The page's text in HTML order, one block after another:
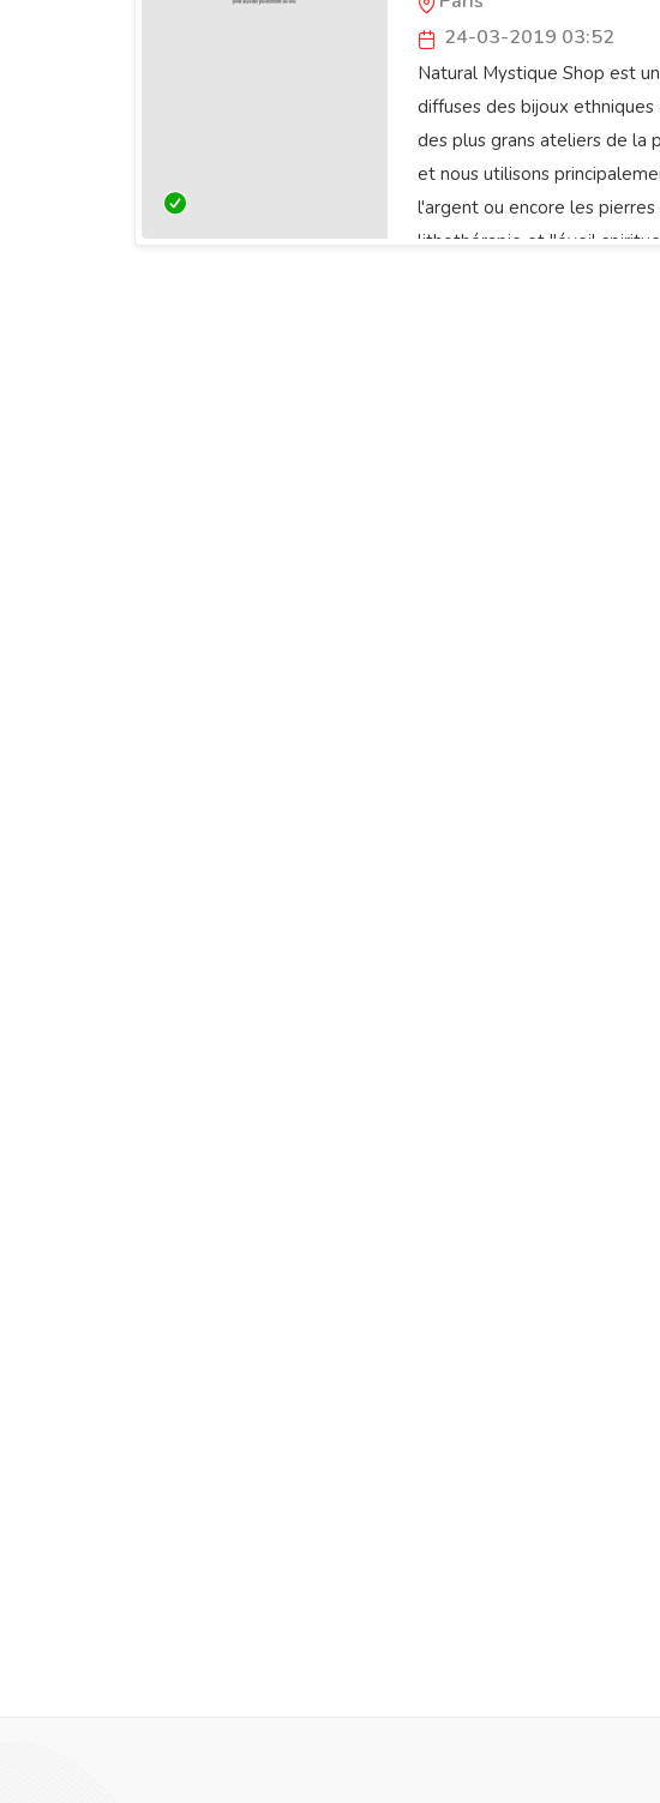
24-03-2019 03:52
Natural Mystique Shop est
diffuses des bijoux
des plus grans ateliers de la
et nous utilisons
l'argent ou encore les
lithothérapie et l'éveil